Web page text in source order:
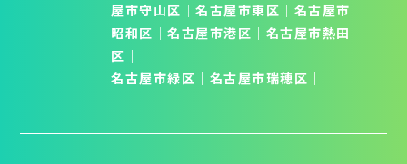
屋市守山区 │名古屋市東区 ｜ 名古屋市
昭和区 │名古屋市港区 ｜ 名古屋市熱田
区 ｜
名古屋市緑区 ｜ 名古屋市瑞穂区 ｜